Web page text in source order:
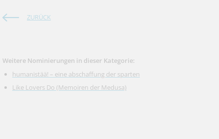
ZURÜCK
Weitere Nominierungen in dieser Kategorie:
humanistää! – eine abschaffung der sparten
Like Lovers Do (Memoiren der Medusa)